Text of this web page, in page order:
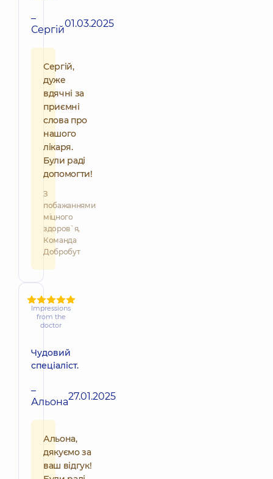
–
Сергій01.03.2025
Сергій,
дуже
вдячні за
приємні
слова про
нашого
лікаря.
Були раді
допомогти!
З
побажаннями
міцного
здоров`я,
Команда
Добробут
Impressions
from the
doctor
Чудовий
спеціаліст.
–
Альона27.01.2025
Альона,
дякуємо за
ваш відгук!